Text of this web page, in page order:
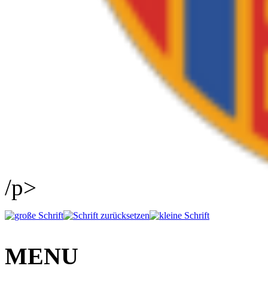
/p>
MENU